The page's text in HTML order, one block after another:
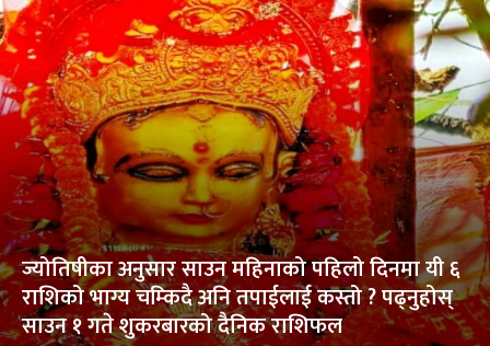
ज्योतिषीका अनुसार साउन महिनाको पहिलो दिनमा यी ६
राशिको भाग्य चम्किदै अनि तपाईलाई कस्तो ? पढ्नुहोस्
साउन १ गते शुकरबारको दैनिक राशिफल